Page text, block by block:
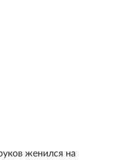
женился на